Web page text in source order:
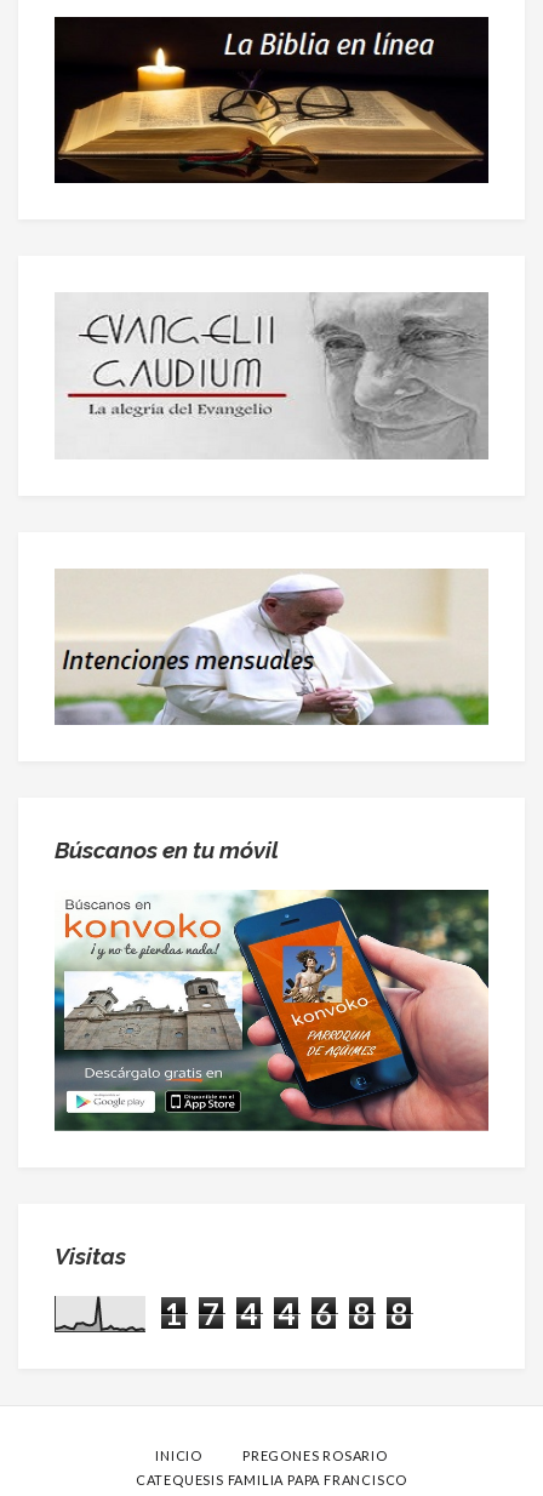
Búscanos en tu móvil
Visitas
1 7 4 4 6 8 8
INICIO
PREGONES ROSARIO
CATEQUESIS FAMILIA PAPA FRANCISCO